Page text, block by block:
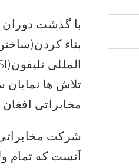
با گذشت دوران
بناء
تلاش ها
مخابراتی
شرکت مخابراتی
آنست که تمام